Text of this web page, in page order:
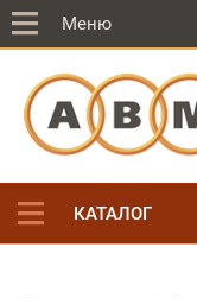
Меню
КАТАЛОГ